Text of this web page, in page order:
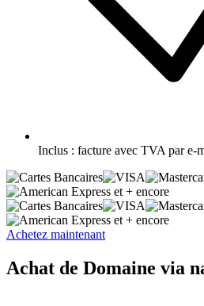
Inclus : facture avec TVA par e-
et + encore
et + encore
Achetez maintenant
Achat de Domaine via